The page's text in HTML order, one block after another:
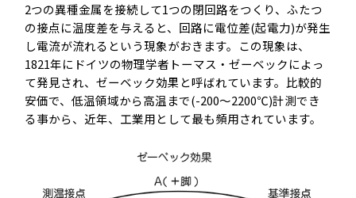
2つの異種金属を接続して1つの閉回路をつくり、ふたつ
の接点に温度差を与えると、回路に電位差(起電力)が発生
し電流が流れるという現象がおきます。この現象は、
1821年にドイツの物理学者トーマス・ゼーベックによっ
て発見され、ゼーベック効果と呼ばれています。比較的
安価で、低温領域から高温まで(-200～2200℃)計測でき
る事から、近年、工業用として最も頻用されています。